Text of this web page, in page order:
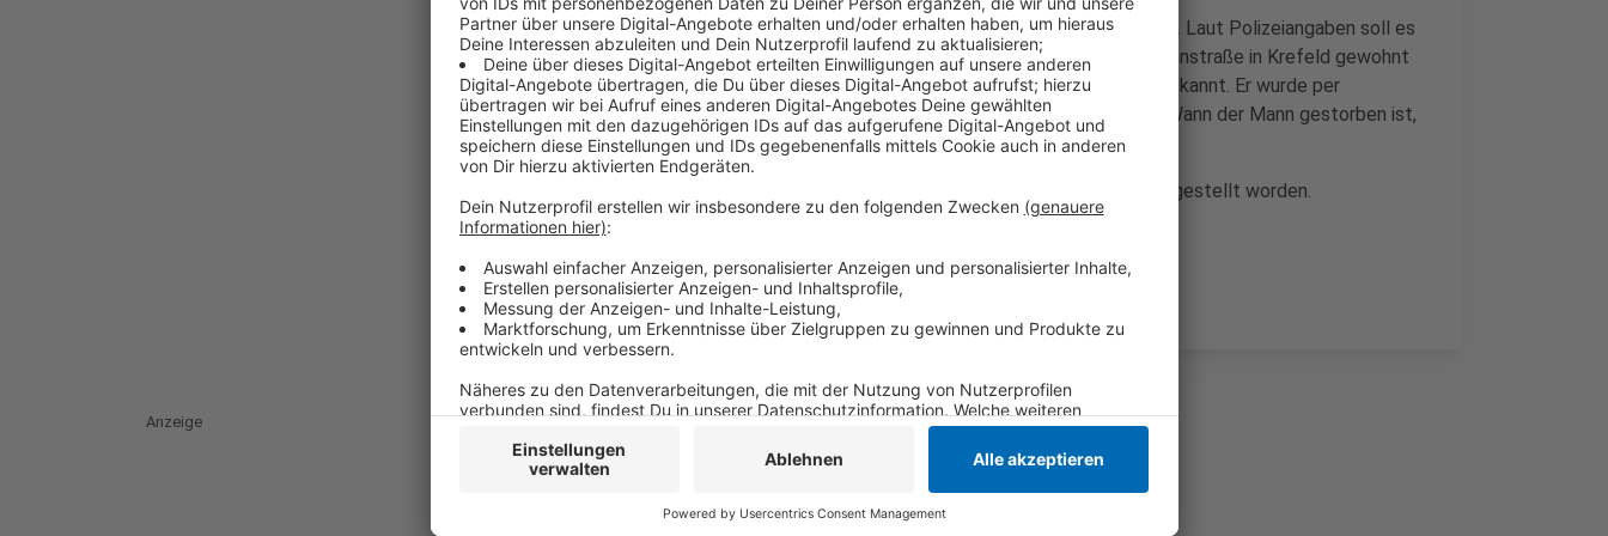
Drei Arbeiter waren die Knochen bei Rodungsarbeiten aufgefallen. Laut Polizeiangaben soll es
sich um das Skelett eines Mannes handeln, der auf der Dreikönigenstraße in Krefeld gewohnt
haben soll. Der Mann war der Polizei wegen Eigentumsdelikten bekannt. Er wurde per
Haftbefehl gesucht, bis jetzt aber nicht als vermisst gemeldet. Wann der Mann gestorben ist,
wird noch ermittelt.
Auch Kleidungsstücke und ein Smartphone des Toten sind sichergestellt worden.
Anzeige